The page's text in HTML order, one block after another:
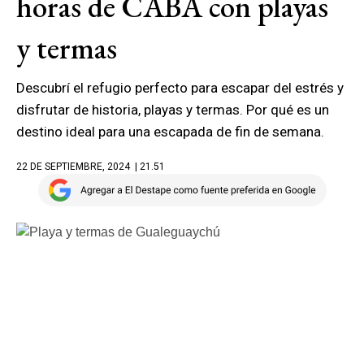
y termas
Descubrí el refugio perfecto para escapar del estrés y
disfrutar de historia, playas y termas. Por qué es un
destino ideal para una escapada de fin de semana.
22 DE SEPTIEMBRE, 2024 | 21.51